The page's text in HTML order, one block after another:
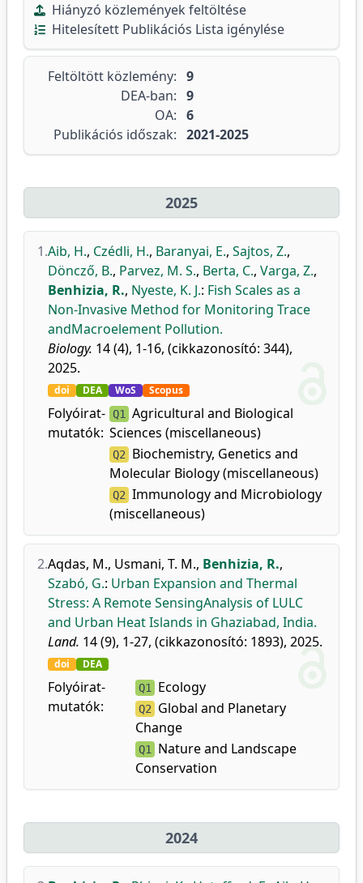
Hiányzó közlemények feltöltése
Hitelesített Publikációs Lista igénylése
Feltöltött közlemény: 9
DEA-ban: 9
OA: 6
Publikációs időszak: 2021-2025
2025
1.Aib, H., Czédli, H., Baranyai, E., Sajtos, Z.,
Döncző, B., Parvez, M. S., Berta, C., Varga, Z.,
Benhizia, R., Nyeste, K. J.: Fish Scales as a
Non-Invasive Method for Monitoring Trace
andMacroelement Pollution.
Biology. 14 (4), 1-16, (cikkazonosító: 344),
2025.
doi DEA WoS Scopus
Folyóirat-
mutatók:
Q1 Agricultural and Biological
Sciences (miscellaneous)
Q2 Biochemistry, Genetics and
Molecular Biology (miscellaneous)
Q2 Immunology and Microbiology
(miscellaneous)
2.Aqdas, M., Usmani, T. M., Benhizia, R.,
Szabó, G.: Urban Expansion and Thermal
Stress: A Remote SensingAnalysis of LULC
and Urban Heat Islands in Ghaziabad, India.
Land. 14 (9), 1-27, (cikkazonosító: 1893), 2025.
doi DEA
Folyóirat-
mutatók:
Q1 Ecology
Q2
Global and Planetary
Change
Q1
Nature and Landscape
Conservation
2024